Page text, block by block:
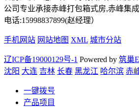
公司专业承接赤峰打包箱式房,赤峰集
电话:15998837899(赵经理）
手机网站 网站地图 XML 城市分站
辽ICP备19000129号-1 Powered by 筑巢
沈阳 大连 吉林 长春 黑龙江 哈尔滨 赤
一键拨号
产品项目